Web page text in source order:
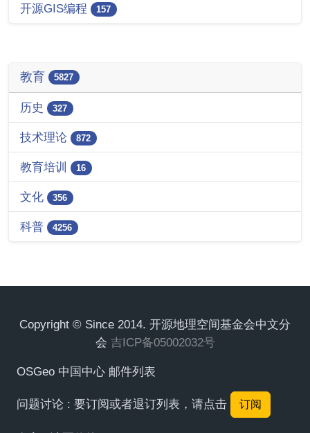
开源GIS编程 157
教育 5827
历史 327
技术理论 872
教育培训 16
文化 356
科普 4256
Copyright © Since 2014. 开源地理空间基金会中文分
会 吉ICP备05002032号
OSGeo 中国中心 邮件列表
问题讨论 : 要订阅或者退订列表，请点击 订阅